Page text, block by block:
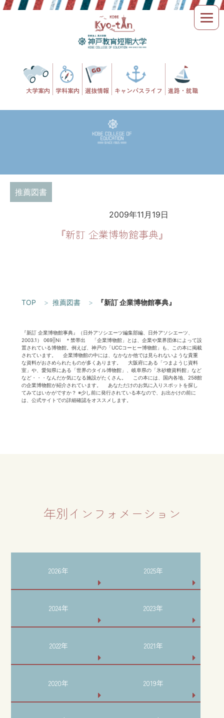
Skip
to
大学案内 学科案内 選抜情報 キャンパスライフ 進路・就職
推薦図書
2009年11月19日
『新訂 企業博物館事典』
TOP 推薦図書 『新訂 企業博物館事典』
『新訂 企業博物館事典』（日外アソシエーツ編集部編、日外アソシエーツ、
2003.1） 069||Ni ＊禁帯出 「企業博物館」とは、企業や業界団体によって設
置されている博物館。例えば、神戸の「UCCコーヒー博物館」も、この本に掲載
されています。 企業博物館の中には、なかなか他では見られないような貴重
な資料がおさめられたものが多くあります。 大阪府にある「つまようじ資料
室」や、愛知県にある「世界のタイル博物館」、岐阜県の「氷砂糖資料館」など
など・・・なんだか気になる施設がたくさん。 この本には、国内各地、258館
の企業博物館が紹介されています。 あなただけのお気に入りスポットを探し
てみてはいかがですか？ ※少し前に発行されている本なので、お出かけの前に
は、公式サイトでの詳細確認をオススメします。
年別インフォメーション
2026年 2025年
2024年 2023年
2022年 2021年
2020年 2019年